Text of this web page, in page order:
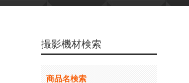
撮影機材検索
商品名検索